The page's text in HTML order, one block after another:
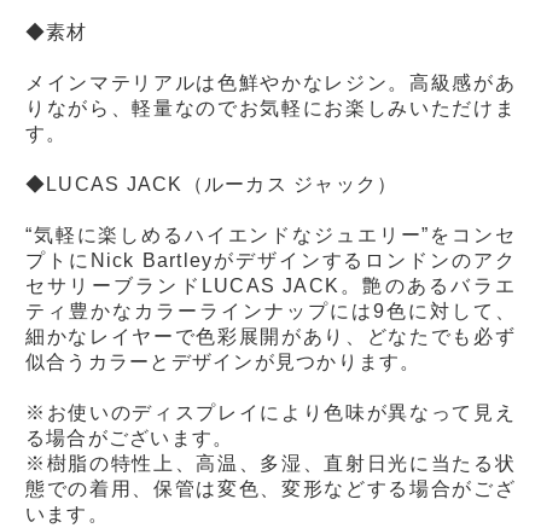
◆素材
メインマテリアルは色鮮やかなレジン。高級感があ
りながら、軽量なのでお気軽にお楽しみいただけま
す。
◆LUCAS JACK（ルーカス ジャック）
“気軽に楽しめるハイエンドなジュエリー”をコンセ
プトにNick Bartleyがデザインするロンドンのアク
セサリーブランドLUCAS JACK。艶のあるバラエ
ティ豊かなカラーラインナップには9色に対して、
細かなレイヤーで色彩展開があり、どなたでも必ず
似合うカラーとデザインが見つかります。
※お使いのディスプレイにより色味が異なって見え
る場合がございます。
※樹脂の特性上、高温、多湿、直射日光に当たる状
態での着用、保管は変色、変形などする場合がござ
います。